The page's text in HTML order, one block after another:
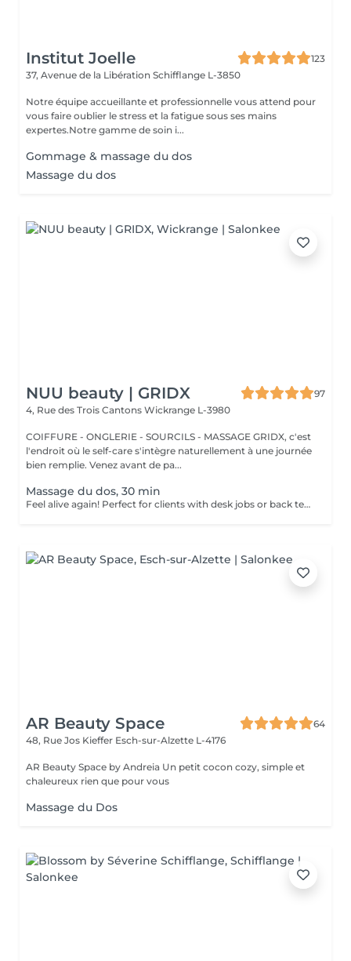
Institut Joelle
123
37, Avenue de la Libération Schifflange L-3850
Notre équipe accueillante et professionnelle vous attend pour
vous faire oublier le stress et la fatigue sous ses mains
expertes.Notre gamme de soin i...
Gommage & massage du dos
Massage du dos
NUU beauty | GRIDX
97
4, Rue des Trois Cantons Wickrange L-3980
COIFFURE - ONGLERIE - SOURCILS - MASSAGE GRIDX, c'est
l'endroit où le self-care s'intègre naturellement à une journée
bien remplie. Venez avant de pa...
Massage du dos, 30 min
Feel alive again! Perfect for clients with desk jobs or back tension, focuses on relieving stress, tightness, and knots in the back and shoulders. Whether you suffer from chronic back pain or occasional tension, this treatment provides targeted relief and improved posture. Cupping therapy is an ancient healing technique that uses special cups to create gentle suction on the skin. This suction promotes blood flow, relieves muscle tension, reduces inflammation, and supports deep relaxation. The treatment can help release toxins, improve circulation, and ease chronic pain or stiffness. Age restrictions: there are no age restrictions for this procedure. Post procedure recommendations: do not do sport and any sharp movements for 2-3 hours after the procedure. Frequency: 1-2 times per week, 10 times in total. Repeat once in 3-6 months.
AR Beauty Space
64
48, Rue Jos Kieffer Esch-sur-Alzette L-4176
AR Beauty Space by Andreia Un petit cocon cozy, simple et
chaleureux rien que pour vous
Massage du Dos